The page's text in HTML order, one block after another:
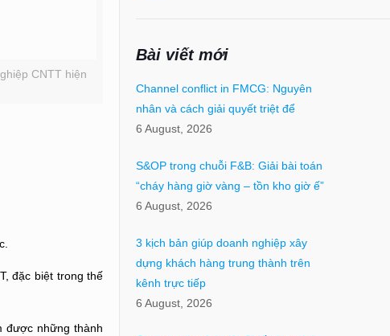
CNTT hiện
đặc biệt trong thế
được những thành
Bài viết mới
Channel conflict in FMCG: Nguyên
nhân và cách giải quyết triệt để
6 August, 2026
S&OP trong chuỗi F&B: Giải bài toán
“cháy hàng giờ vàng – tồn kho giờ ế”
6 August, 2026
3 kịch bản giúp doanh nghiệp xây
dựng khách hàng trung thành trên
kênh trực tiếp
6 August, 2026